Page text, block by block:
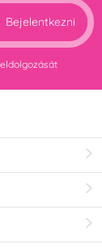
Bejelentkezni